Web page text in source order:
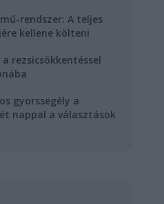
rendszer: A teljes
kellene költeni
rezsicsökkentéssel
gyorssegély a
nappal a választások